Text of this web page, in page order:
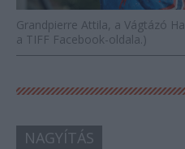
Grandpierre Attila, a Vágtázó
a TIFF Facebook-oldala.)
NAGYÍTÁS